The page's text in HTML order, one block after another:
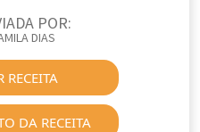
POR:
DIAS
DA RECEITA